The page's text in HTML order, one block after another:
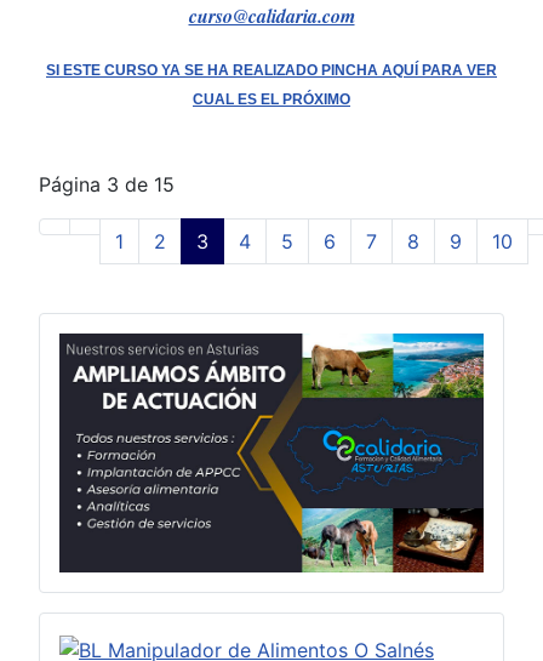
curso@calidaria.com
SI ESTE CURSO YA SE HA REALIZADO PINCHA AQUÍ PARA VER
CUAL ES EL PRÓXIMO
Página 3 de 15
1 2 3 4 5 6 7 8 9 10